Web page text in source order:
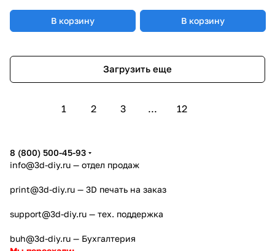
В корзину В корзину
Загрузить еще
1 2 3 ... 12
8 (800) 500-45-93
info@3d-diy.ru — отдел продаж
print@3d-diy.ru — 3D печать на заказ
support@3d-diy.ru — тех. поддержка
buh@3d-diy.ru — Бухгалтерия